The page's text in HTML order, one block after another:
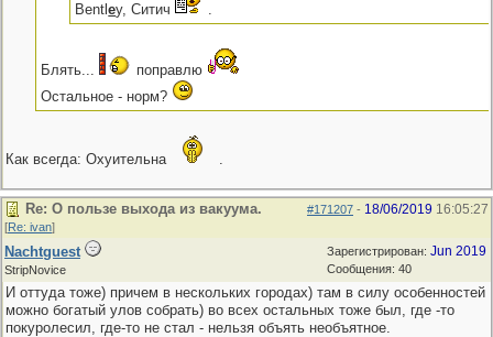
Bentley, Ситич .
Блять...
поправлю
Остальное - норм?
Как всегда: Охуительна .
#171207 - 18/06/2019 16:05:27
Re: О пользе выхода из вакуума.
[Re: ivan]
Зарегистрирован: Jun 2019
Сообщения: 40
Nachtguest
StripNovice
И оттуда тоже) причем в нескольких городах) там в силу особенностей
можно богатый улов собрать) во всех остальных тоже был, где -то
покуролесил, где-то не стал - нельзя объять необъятное.